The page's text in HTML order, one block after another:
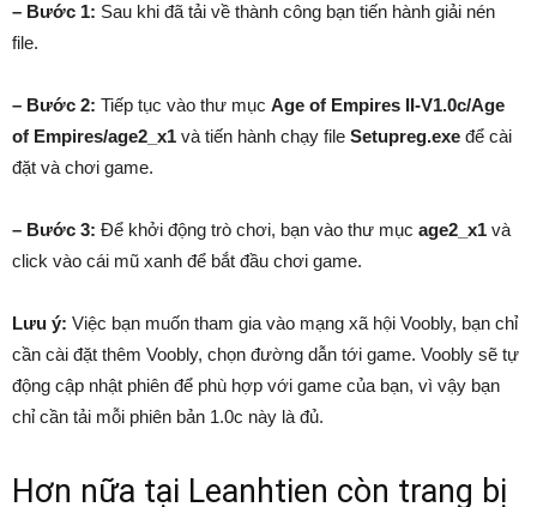
– Bước 1: Sau khi đã tải về thành công bạn tiến hành giải nén
file.
– Bước 2: Tiếp tục vào thư mục Age of Empires II-V1.0c/Age
of Empires/age2_x1 và tiến hành chạy file Setupreg.exe để cài
đặt và chơi game.
– Bước 3: Để khởi động trò chơi, bạn vào thư mục age2_x1 và
click vào cái mũ xanh để bắt đầu chơi game.
Lưu ý: Việc bạn muốn tham gia vào mạng xã hội Voobly, bạn chỉ
cần cài đặt thêm Voobly, chọn đường dẫn tới game. Voobly sẽ tự
động cập nhật phiên để phù hợp với game của bạn, vì vậy bạn
chỉ cần tải mỗi phiên bản 1.0c này là đủ.
Hơn nữa tại Leanhtien còn trang bị